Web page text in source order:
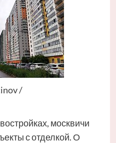
/
москвичи
с отделкой. О